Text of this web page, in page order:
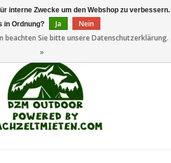
interne Zwecke um den Webshop zu verbessern.
in Ordnung?
Ja
Nein
beachten Sie bitte unsere Datenschutzerklärung.
»